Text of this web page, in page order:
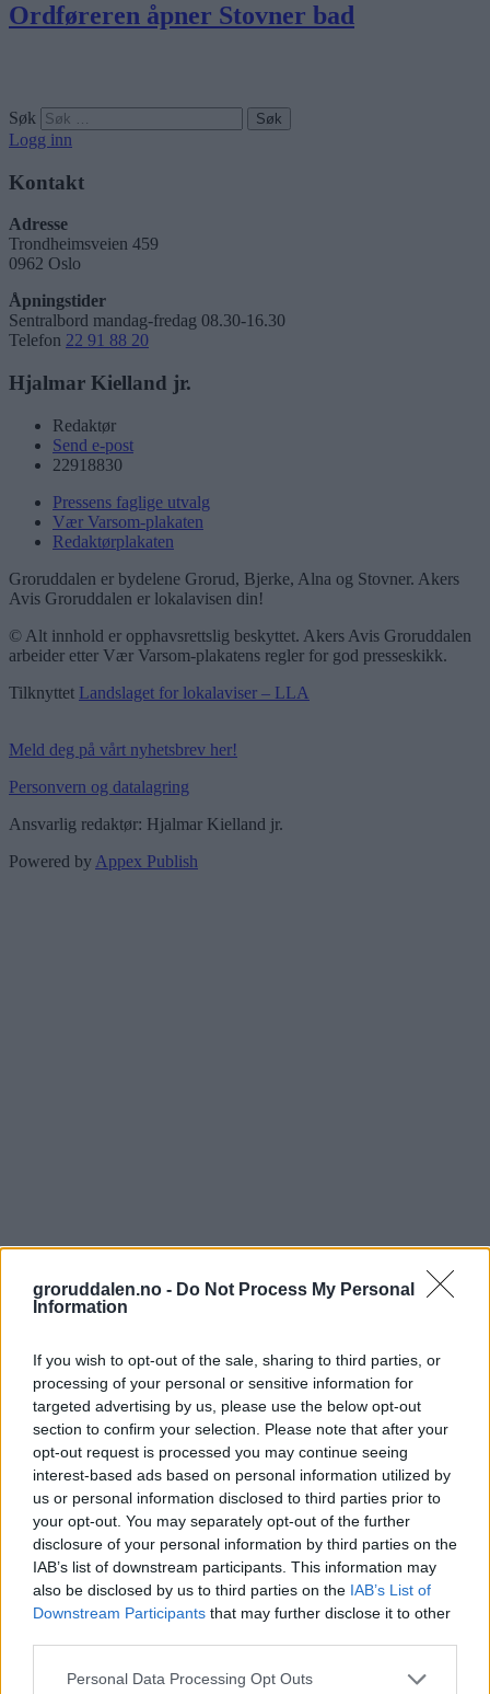
groruddalen.no - Do Not Process My Personal
Information
If you wish to opt-out of the sale, sharing to third parties, or
processing of your personal or sensitive information for
targeted advertising by us, please use the below opt-out
section to confirm your selection. Please note that after your
opt-out request is processed you may continue seeing
interest-based ads based on personal information utilized by
us or personal information disclosed to third parties prior to
your opt-out. You may separately opt-out of the further
disclosure of your personal information by third parties on the
IAB’s list of downstream participants. This information may
also be disclosed by us to third parties on the IAB’s List of
Downstream Participants that may further disclose it to other
Personal Data Processing Opt Outs
Ordføreren åpner Stovner bad
Søk
Logg inn
Kontakt
Adresse
Trondheimsveien 459
0962 Oslo
Åpningstider
Sentralbord mandag-fredag 08.30-16.30
Telefon 22 91 88 20
Hjalmar Kielland jr.
Redaktør
Send e-post
22918830
Pressens faglige utvalg
Vær Varsom-plakaten
Redaktørplakaten
Groruddalen er bydelene Grorud, Bjerke, Alna og Stovner. Akers
Avis Groruddalen er lokalavisen din!
© Alt innhold er opphavsrettslig beskyttet. Akers Avis Groruddalen
arbeider etter Vær Varsom-plakatens regler for god presseskikk.
Tilknyttet Landslaget for lokalaviser – LLA
Meld deg på vårt nyhetsbrev her!
Personvern og datalagring
Ansvarlig redaktør: Hjalmar Kielland jr.
Powered by Appex Publish